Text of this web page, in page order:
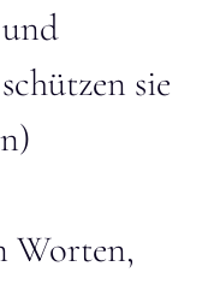
sie
Worten,